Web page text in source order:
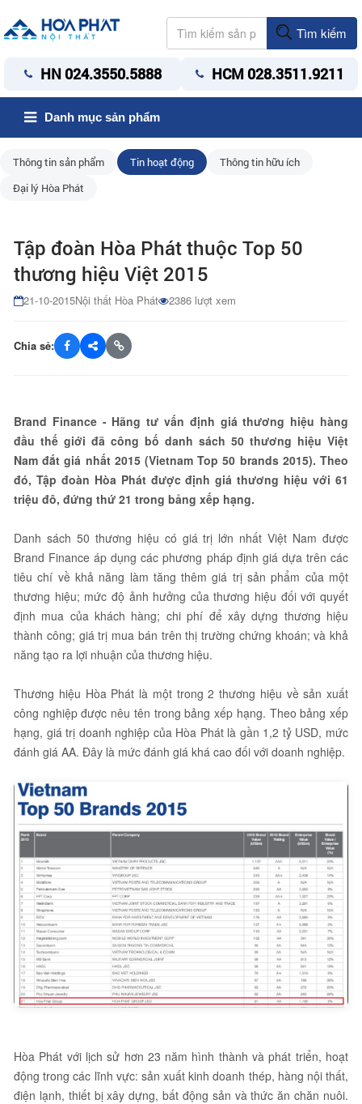
Tìm kiếm
HN 024.3550.5888 HCM 028.3511.9211
Danh mục sản phẩm
Thông tin sản phẩm Tin hoạt động
Thông tin hữu ích
Đại lý Hòa Phát
Tập đoàn Hòa Phát thuộc Top 50
thương hiệu Việt 2015
21-10-2015Nội thất Hòa Phát 2386 lượt xem
Chia sẻ:
Brand Finance - Hãng tư vấn định giá thương hiệu hàng
đầu thế giới đã công bố danh sách 50 thương hiệu Việt
Nam đắt giá nhất 2015 (Vietnam Top 50 brands 2015). Theo
đó, Tập đoàn Hòa Phát được định giá thương hiệu với 61
triệu đô, đứng thứ 21 trong bảng xếp hạng.
Danh sách 50 thương hiệu có giá trị lớn nhất Việt Nam được
Brand Finance áp dụng các phương pháp định giá dựa trên các
tiêu chí về khả năng làm tăng thêm giá trị sản phẩm của một
thương hiệu; mức độ ảnh hưởng của thương hiệu đối với quyết
định mua của khách hàng; chi phí để xây dựng thương hiệu
thành công; giá trị mua bán trên thị trường chứng khoán; và khả
năng tạo ra lợi nhuận của thương hiệu.
Thương hiệu Hòa Phát là một trong 2 thương hiệu về sản xuất
công nghiệp được nêu tên trong bảng xếp hạng. Theo bảng xếp
hạng, giá trị doanh nghiệp của Hòa Phát là gần 1,2 tỷ USD, mức
đánh giá AA. Đây là mức đánh giá khá cao đối với doanh nghiệp.
Hòa Phát với lịch sử hơn 23 năm hình thành và phát triển, hoạt
động trong các lĩnh vực: sản xuất kinh doanh thép, hàng nội thất,
điện lạnh, thiết bị xây dựng, bất động sản và thức ăn chăn nuôi.